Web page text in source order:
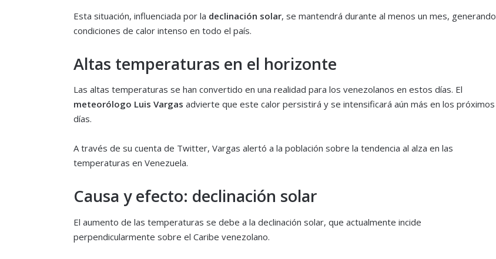
Esta situación, influenciada por la declinación solar, se mantendrá durante al menos un mes, generando
condiciones de calor intenso en todo el país.
Altas temperaturas en el horizonte
Las altas temperaturas se han convertido en una realidad para los venezolanos en estos días. El
meteorólogo Luis Vargas advierte que este calor persistirá y se intensificará aún más en los próximos
días.
A través de su cuenta de Twitter, Vargas alertó a la población sobre la tendencia al alza en las
temperaturas en Venezuela.
Causa y efecto: declinación solar
El aumento de las temperaturas se debe a la declinación solar, que actualmente incide
perpendicularmente sobre el Caribe venezolano.